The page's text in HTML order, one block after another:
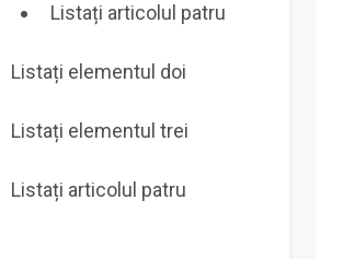
Listați articolul patru
Listați elementul doi
Listați elementul trei
Listați articolul patru